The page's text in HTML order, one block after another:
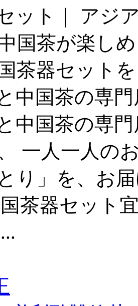
ット｜ アジ
国茶が楽し
茶器セット
中国茶の専
中国茶の専
一人一人の
り」を、お
茶器セット